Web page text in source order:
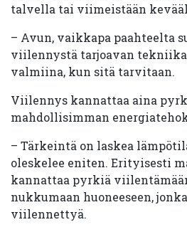
talvella tai viimeistään
– Avun, vaikkapa paahteelta
viilennystä tarjoavan
valmiina, kun sitä tarvitaan.
Viilennys kannattaa aina
mahdollisimman
– Tärkeintä on laskea
oleskelee eniten. Erityisesti
kannattaa pyrkiä
nukkumaan huoneeseen,
viilennettyä.